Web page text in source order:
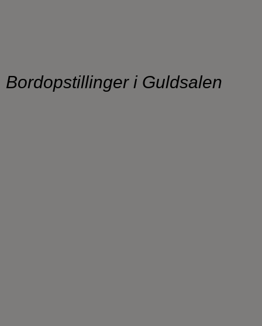
Bordopstillinger i Guldsalen